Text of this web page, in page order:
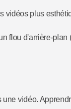
vidéos plus
flou d'arrière-
vidéo.